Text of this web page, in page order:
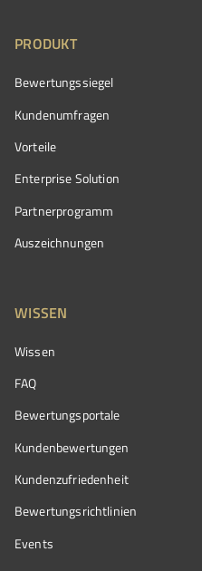
PRODUKT
Bewertungssiegel
Kundenumfragen
Vorteile
Enterprise Solution
Partnerprogramm
Auszeichnungen
WISSEN
Wissen
FAQ
Bewertungsportale
Kundenbewertungen
Kundenzufriedenheit
Bewertungs­richtlinien
Events